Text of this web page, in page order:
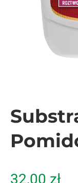
32,00 zł